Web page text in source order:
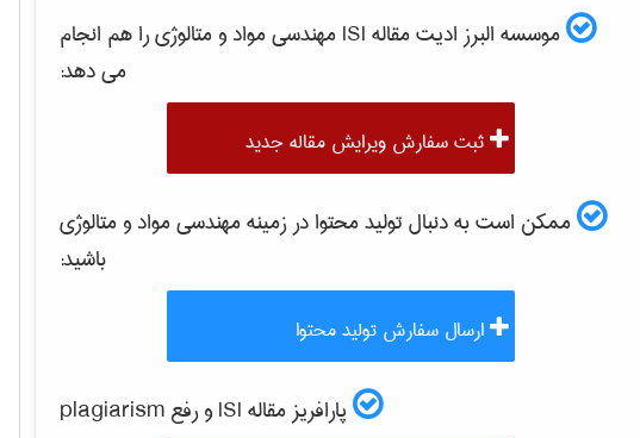
موسسه البرز ادیت مقاله ISI مهندسی مواد و متالوژیرا هم انجام
می دهد:
ثبت سفارش ویرایش مقاله جدید
ممکن است به دنبال تولید محتوا در زمینهمهندسی مواد و متالوژی
باشید:
ارسال سفارش تولید محتوا
پارافریز مقاله ISI و رفع plagiarism